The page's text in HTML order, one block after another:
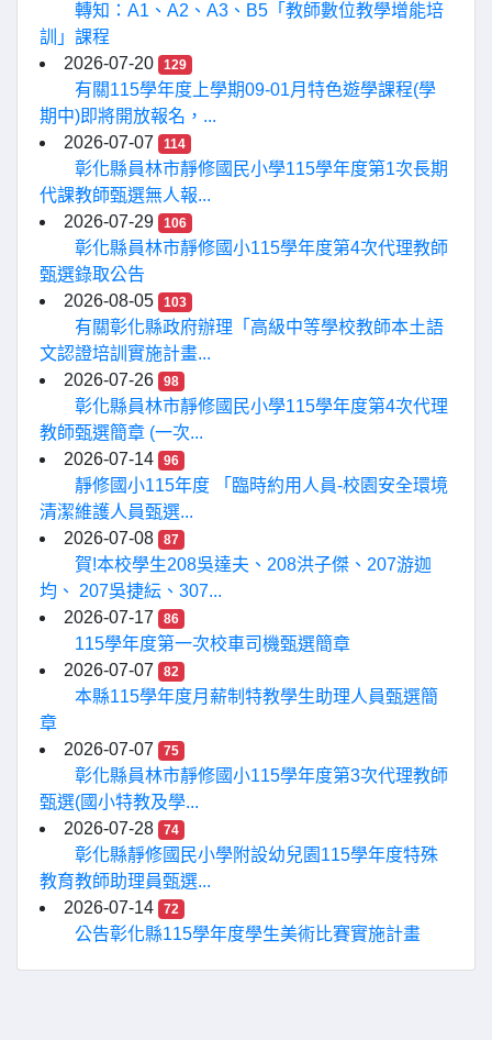
轉知：A1、A2、A3、B5「教師數位教學增能培
訓」課程
2026-07-20
129
有關115學年度上學期09-01月特色遊學課程(學
期中)即將開放報名，...
2026-07-07
114
彰化縣員林市靜修國民小學115學年度第1次長期
代課教師甄選無人報...
2026-07-29
106
彰化縣員林市靜修國小115學年度第4次代理教師
甄選錄取公告
2026-08-05
103
有關彰化縣政府辦理「高級中等學校教師本土語
文認證培訓實施計畫...
2026-07-26
98
彰化縣員林市靜修國民小學115學年度第4次代理
教師甄選簡章 (一次...
2026-07-14
96
靜修國小115年度 「臨時約用人員-校園安全環境
清潔維護人員甄選...
2026-07-08
87
賀!本校學生208吳達夫、208洪子傑、207游迦
均、 207吳捷紜、307...
2026-07-17
86
115學年度第一次校車司機甄選簡章
2026-07-07
82
本縣115學年度月薪制特教學生助理人員甄選簡
章
2026-07-07
75
彰化縣員林市靜修國小115學年度第3次代理教師
甄選(國小特教及學...
2026-07-28
74
彰化縣靜修國民小學附設幼兒園115學年度特殊
教育教師助理員甄選...
2026-07-14
72
公告彰化縣115學年度學生美術比賽實施計畫